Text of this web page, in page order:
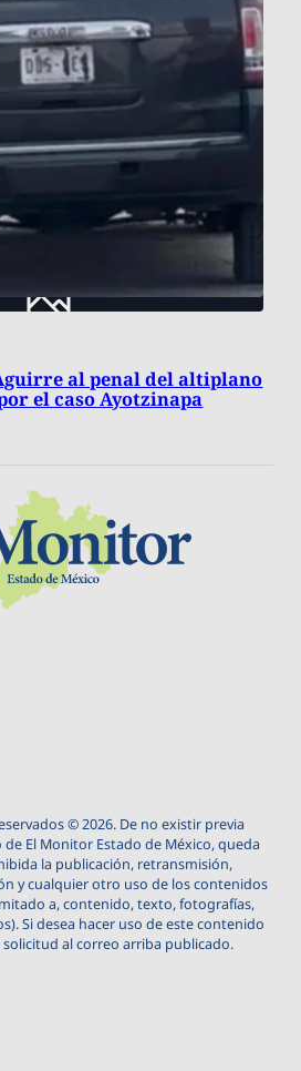
al penal del altiplano
el caso Ayotzinapa
© 2026. De no existir previa
El Monitor Estado de México, queda
la publicación, retransmisión,
y cualquier otro uso de los contenidos
a, contenido, texto, fotografías,
Si desea hacer uso de este contenido
al correo arriba publicado.